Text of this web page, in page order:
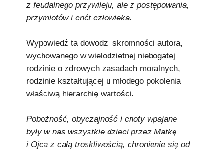
z feudalnego przywileju, ale z postępowania,
przymiotów i cnót człowieka.
Wypowiedź ta dowodzi skromności autora,
wychowanego w wielodzietnej niebogatej
rodzinie o zdrowych zasadach moralnych,
rodzinie kształtującej u młodego pokolenia
właściwą hierarchię wartości.
Pobożność, obyczajność i cnoty wpajane
były w nas wszystkie dzieci przez Matkę
i Ojca z całą troskliwością, chronienie się od